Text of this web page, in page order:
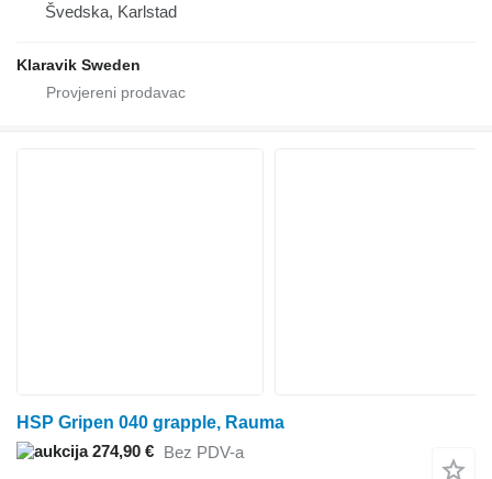
Švedska, Karlstad
Klaravik Sweden
HSP Gripen 040 grapple, Rauma
274,90 € Bez PDV-a